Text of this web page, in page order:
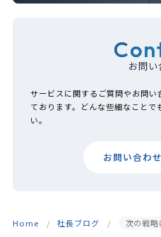
お問い
サービスに関するご質問やお問
ております。どんな些細なこと
い。
お問い合わ
Home 社長ブログ 次の戦略